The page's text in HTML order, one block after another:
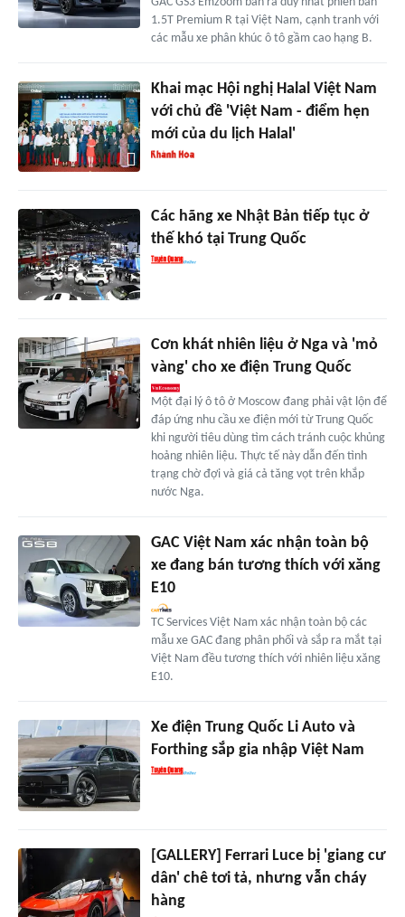
1.5T Premium R tại Việt Nam, cạnh tranh với
các mẫu xe phân khúc ô tô gầm cao hạng B.
Khai mạc Hội nghị Halal Việt Nam
với chủ đề 'Việt Nam - điểm hẹn
mới của du lịch Halal'
Các hãng xe Nhật Bản tiếp tục ở
thế khó tại Trung Quốc
Cơn khát nhiên liệu ở Nga và 'mỏ
vàng' cho xe điện Trung Quốc
Một đại lý ô tô ở Moscow đang phải vật lộn để
đáp ứng nhu cầu xe điện mới từ Trung Quốc
khi người tiêu dùng tìm cách tránh cuộc khủng
hoảng nhiên liệu. Thực tế này dẫn đến tình
trạng chờ đợi và giá cả tăng vọt trên khắp
nước Nga.
GAC Việt Nam xác nhận toàn bộ
xe đang bán tương thích với xăng
E10
TC Services Việt Nam xác nhận toàn bộ các
mẫu xe GAC đang phân phối và sắp ra mắt tại
Việt Nam đều tương thích với nhiên liệu xăng
E10.
Xe điện Trung Quốc Li Auto và
Forthing sắp gia nhập Việt Nam
[GALLERY] Ferrari Luce bị 'giang cư
dân' chê tơi tả, nhưng vẫn cháy
hàng